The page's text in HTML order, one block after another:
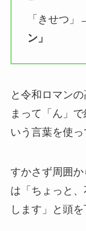
「きせつ」
ン」
と令和ロマンの
まって「ん」
いう言葉を使っ
すかさず周囲
は「ちょっと
します」と頭を